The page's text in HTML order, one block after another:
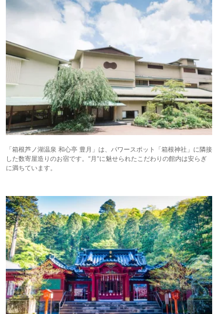
「箱根芦ノ湖温泉 和心亭 豊月」は、パワースポット「箱根神社」に隣接
した数寄屋造りのお宿です。“月”に魅せられたこだわりの館内は安らぎ
に満ちています。